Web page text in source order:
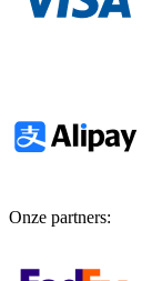
Onze partners: